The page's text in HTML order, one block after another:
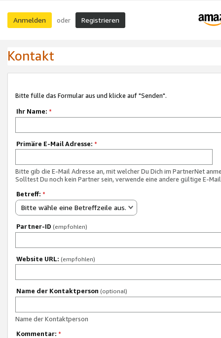
Anmelden oder Registrieren
Kontakt
Bitte fülle das Formular aus und klicke auf "Senden".
Ihr Name: *
Primäre E-Mail Adresse: *
Bitte gib die E-Mail Adresse an, mit welcher Du Dich im PartnerNet
Solltest Du noch kein Partner sein, verwende eine andere gültige E-
Betreff: *
Bitte wähle eine Betreffzeile aus.
Partner-ID (empfohlen)
Website URL: (empfohlen)
Name der Kontaktperson (optional)
Name der Kontaktperson
Kommentar: *